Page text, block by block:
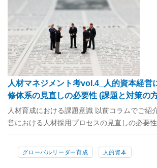
人材マネジメント考vol.4_人的資本経営
修体系の見直しの必要性 (課題と対策の
人材育成における課題意識 以前コラムでご紹
営における人材採用プロセスの見直しの必要性
グローバルリーダー育成 人的資本